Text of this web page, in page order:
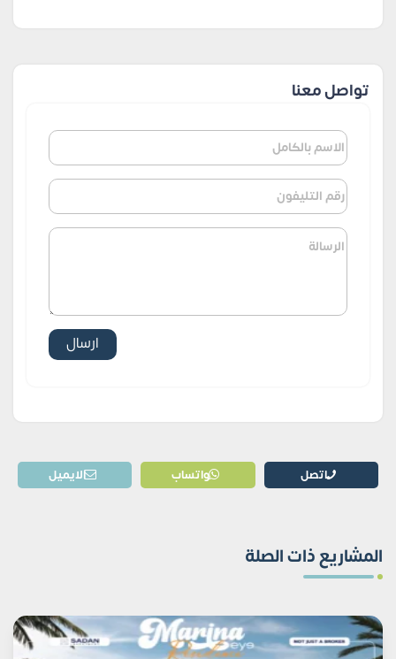
تواصل معنا
اتصل واتساب الايميل
المشاريع ذات الصلة